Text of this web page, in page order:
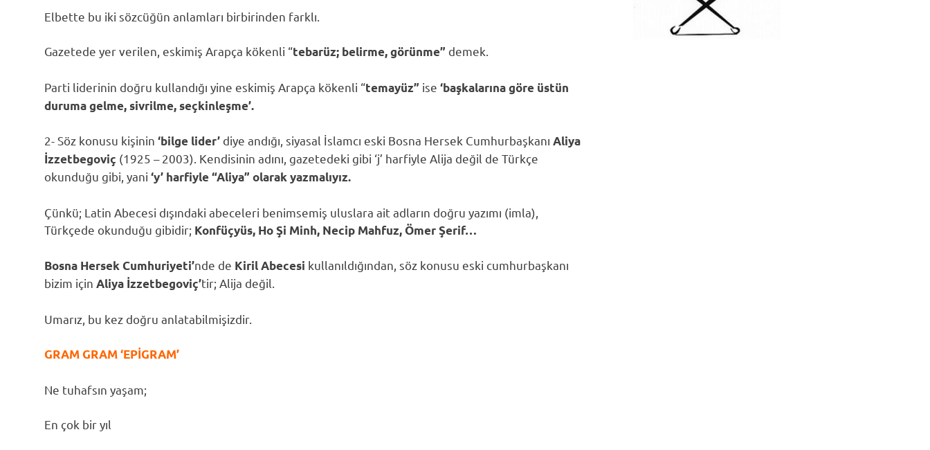
Elbette bu iki sözcüğün anlamları birbirinden farklı.
Gazetede yer verilen, eskimiş Arapça kökenli “tebarüz; belirme, görünme” demek.
Parti liderinin doğru kullandığı yine eskimiş Arapça kökenli “temayüz” ise ‘başkalarına göre üstün
duruma gelme, sivrilme, seçkinleşme’.
2- Söz konusu kişinin ‘bilge lider’ diye andığı, siyasal İslamcı eski Bosna Hersek Cumhurbaşkanı Aliya
İzzetbegoviç (1925 – 2003). Kendisinin adını, gazetedeki gibi ‘j’ harfiyle Alija değil de Türkçe
okunduğu gibi, yani ‘y’ harfiyle “Aliya” olarak yazmalıyız.
Çünkü; Latin Abecesi dışındaki abeceleri benimsemiş uluslara ait adların doğru yazımı (imla),
Türkçede okunduğu gibidir; Konfüçyüs, Ho Şi Minh, Necip Mahfuz, Ömer Şerif…
Bosna Hersek Cumhuriyeti’nde de Kiril Abecesi kullanıldığından, söz konusu eski cumhurbaşkanı
bizim için Aliya İzzetbegoviç’tir; Alija değil.
Umarız, bu kez doğru anlatabilmişizdir.
GRAM GRAM ‘EPİGRAM’
Ne tuhafsın yaşam;
En çok bir yıl